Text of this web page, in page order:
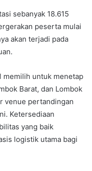
sebanyak 18.615
peserta mulai
akan terjadi pada
memilih untuk menetap
Barat, dan Lombok
venue pertandingan
Ketersediaan
yang baik
logistik utama bagi